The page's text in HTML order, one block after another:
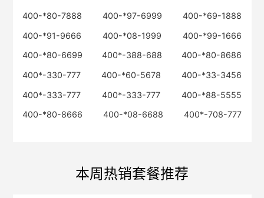
400-*80-7888 400-*97-6999
400-*69-1888
400-*91-9666
400-*08-1999
400-*99-1666
400-*80-6699
400*-388-688
400-*80-8686
400*-330-777
400-*60-5678
400-*33-3456
400*-333-777
400*-333-777
400-*88-5555
400-*80-8666
400-*08-6688 400*-708-777
本周热销套餐推荐